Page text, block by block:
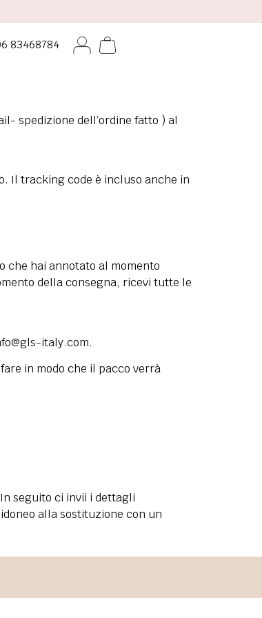
83468784
spedizione dell’ordine fatto ) al
Il tracking code è incluso anche in
che hai annotato al momento
della consegna, ricevi tutte le
italy.com.
in modo che il pacco verrà
seguito ci invii i dettagli
alla sostituzione con un